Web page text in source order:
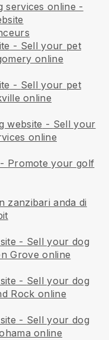
services online -
- Sell your pet
online
- Sell your pet
online
website - Sell your
online
- Promote your golf
zanzibari anda di
- Sell your dog
Grove online
- Sell your dog
Rock online
- Sell your dog
online